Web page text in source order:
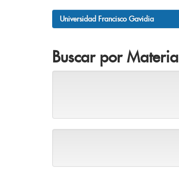
Universidad Francisco Gavidia
Buscar por Materia